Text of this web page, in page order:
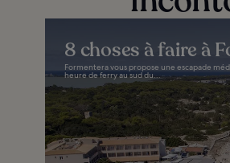
8 choses à faire à
Formentera vous propose une escapade
heure de ferry au sud du...